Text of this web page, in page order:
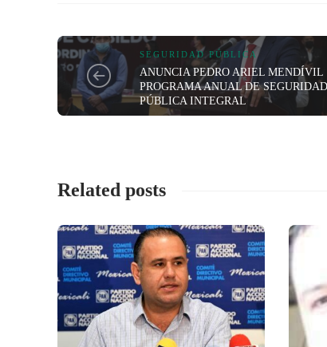
SEGURIDAD PÚBLICA
ANUNCIA PEDRO ARIEL MENDÍVIL
PROGRAMA ANUAL DE SEGURIDAD
PÚBLICA INTEGRAL
Related posts